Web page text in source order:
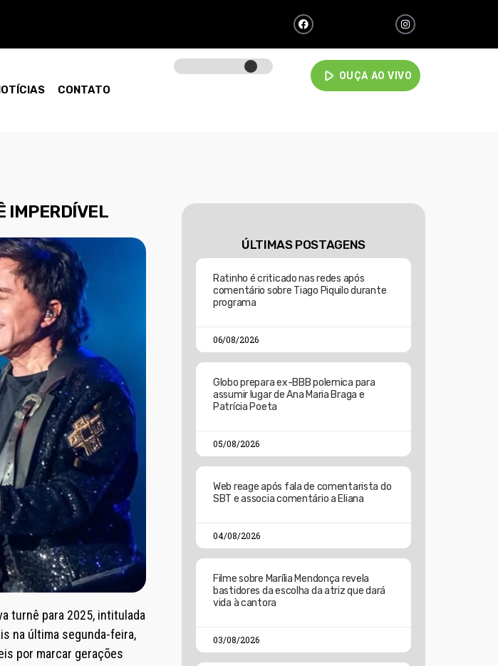
CONTATO
play_arrow OUÇA AO VIVO
IMPERDÍVEL
turnê para 2025, intitulada
na última segunda-feira,
por marcar gerações
ÚLTIMAS POSTAGENS
Ratinho é criticado nas redes após
comentário sobre Tiago Piquilo durante
programa
06/08/2026
Globo prepara ex-BBB polemica para
assumir lugar de Ana Maria Braga e
Patrícia Poeta
05/08/2026
Web reage após fala de comentarista do
SBT e associa comentário a Eliana
04/08/2026
Filme sobre Marília Mendonça revela
bastidores da escolha da atriz que dará
vida à cantora
03/08/2026